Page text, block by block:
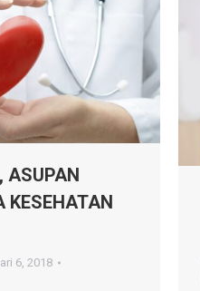
ASUPAN
KESEHATAN
6, 2018